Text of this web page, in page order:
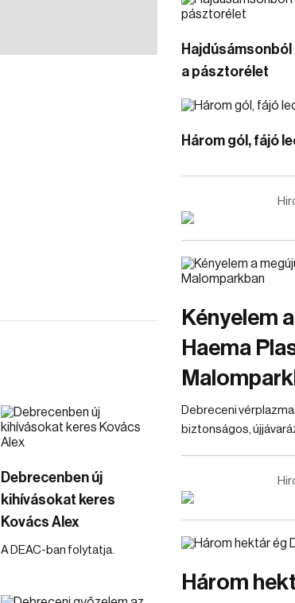
Debrecenben új
kihívásokat keres
Kovács Alex
A DEAC-ban folytatja.
a pásztorélet
Három gól, fájó
Kényelem
Haema
Debreceni
biztonságos,
Három